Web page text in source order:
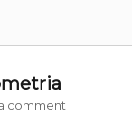
comment